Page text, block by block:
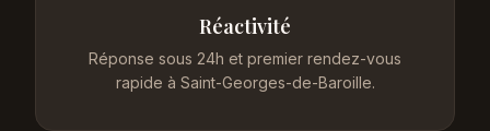
Réactivité
Réponse sous 24h et premier rendez-vous
rapide à Saint-Georges-de-Baroille.